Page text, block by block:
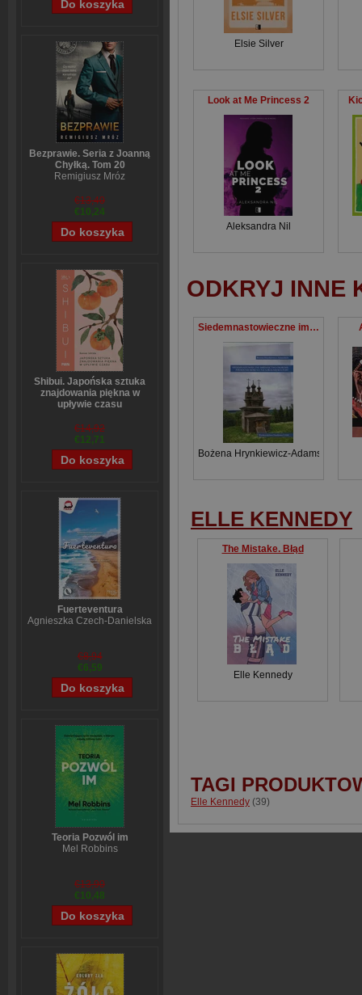
Bezprawie. Seria z Joanną
Chyłką. Tom 20
Remigiusz Mróz
€13,40
€10,24
Shibui. Japońska sztuka
znajdowania piękna w
upływie czasu
€14,92
€12,71
Fuerteventura
Agnieszka Czech-Danielska
€8,94
€6,59
Teoria Pozwól im
Mel Robbins
€13,90
€10,48
Elsie Silver
Look at Me Princess 2
Aleksandra Nil
ODKRYJ INNE
Siedemnastowieczne imiennictwo osobowe północnej Rosji na tle lokalnej kultury
Bożena Hrynkiewicz-Adamskich
ELLE KENNEDY
The Mistake. Błąd
Elle Kennedy
TAGI
Elle Kennedy (39)